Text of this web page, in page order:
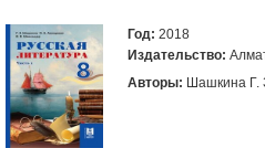
Год: 2018
Издательство:
Авторы: Шашкина Г.